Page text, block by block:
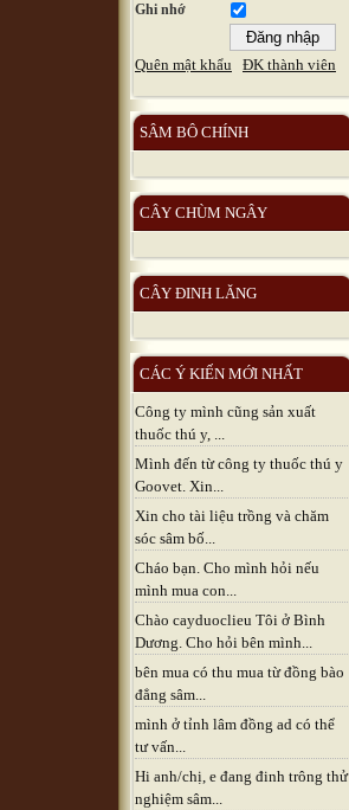
Ghi nhớ
Quên mật khẩu ĐK thành viên
SÂM BÔ CHÍNH
CÂY CHÙM NGÂY
CÂY ĐINH LĂNG
CÁC Ý KIẾN MỚI NHẤT
Công ty mình cũng sản xuất
thuốc thú y, ...
Mình đến từ công ty thuốc thú y
Goovet. Xin...
Xin cho tài liệu trồng và chăm
sóc sâm bố...
Cháo bạn. Cho mình hỏi nếu
mình mua con...
Chào cayduoclieu Tôi ở Bình
Dương. Cho hỏi bên mình...
bên mua có thu mua từ đồng bào
đẳng sâm...
mình ở tỉnh lâm đồng ad có thể
tư vấn...
Hi anh/chị, e đang đinh trông thử
nghiệm sâm...